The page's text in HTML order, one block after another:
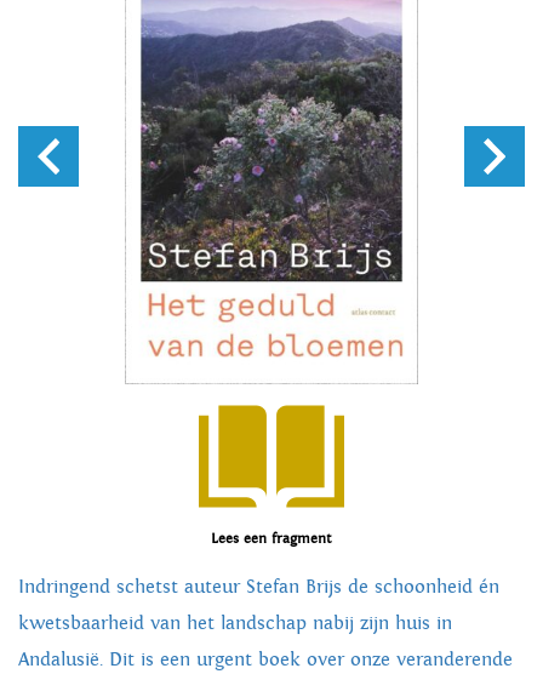
Lees een fragment
Indringend schetst auteur Stefan Brijs de schoonheid én
kwetsbaarheid van het landschap nabij zijn huis in
Andalusië. Dit is een urgent boek over onze veranderende